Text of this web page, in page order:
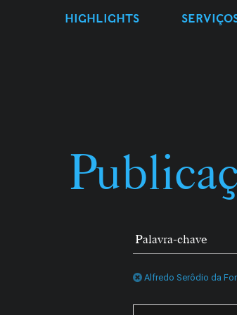
HIGHLIGHTS
Alfredo Serôdio da